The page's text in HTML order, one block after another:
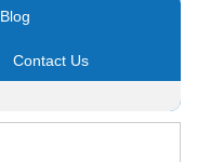
Blog
Contact Us